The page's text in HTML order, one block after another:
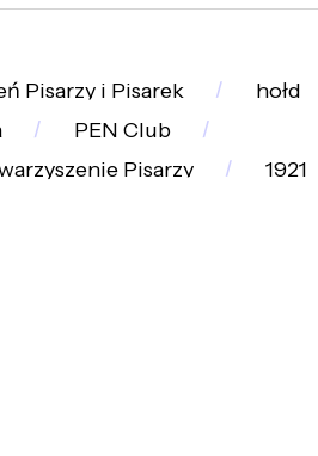
Pisarzy i Pisarek hołd
PEN Club
Pisarzy
1921